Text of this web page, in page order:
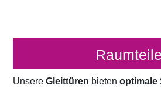
UnsereGleittüren bietenoptimale